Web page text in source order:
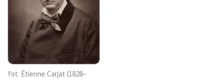
fot. Étienne Carjat (1828–